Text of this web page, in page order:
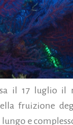
il 17 luglio il
fruizione
e